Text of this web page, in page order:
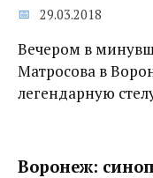
29.03.2018
Вечером в
Матросова в
легендарную
Воронеж: